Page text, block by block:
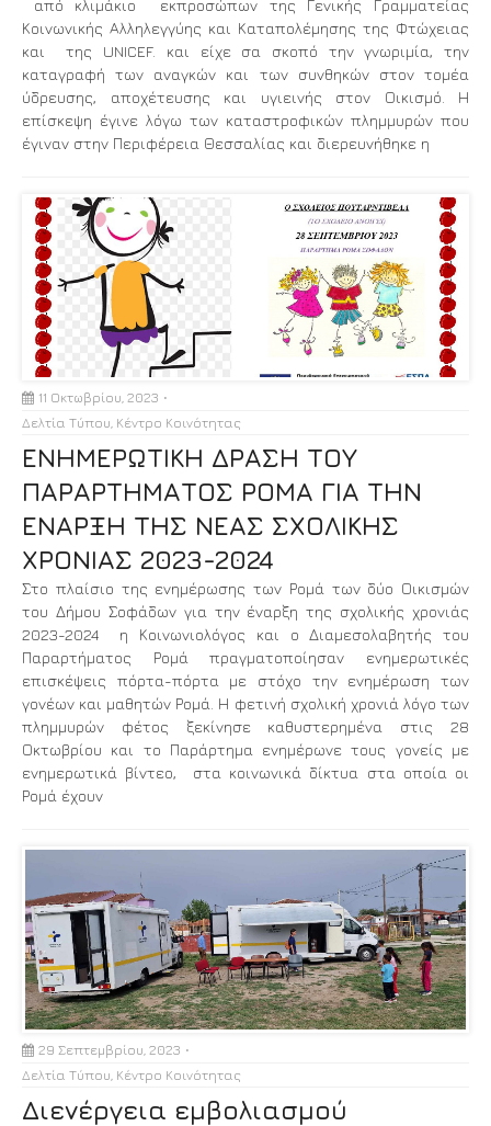
από κλιμάκιο εκπροσώπων της Γενικής Γραμματείας
Κοινωνικής Αλληλεγγύης και Καταπολέμησης της Φτώχειας
και της UNICEF. και είχε σα σκοπό την γνωριμία, την
καταγραφή των αναγκών και των συνθηκών στον τομέα
ύδρευσης, αποχέτευσης και υγιεινής στον Οικισμό. Η
επίσκεψη έγινε λόγω των καταστροφικών πλημμυρών που
έγιναν στην Περιφέρεια Θεσσαλίας και διερευνήθηκε η
11 Οκτωβρίου, 2023
Δελτία Τύπου Κέντρο Κοινότητας
ΕΝΗΜΕΡΩΤΙΚΗ ΔΡΑΣΗ ΤΟΥ
ΠΑΡΑΡΤΗΜΑΤΟΣ ΡΟΜΑ ΓΙΑ ΤΗΝ
ΕΝΑΡΞΗ ΤΗΣ ΝΕΑΣ ΣΧΟΛΙΚΗΣ
ΧΡΟΝΙΑΣ 2023-2024
Στο πλαίσιο της ενημέρωσης των Ρομά των δύο Οικισμών
του Δήμου Σοφάδων για την έναρξη της σχολικής χρονιάς
2023-2024 η Κοινωνιολόγος και ο Διαμεσολαβητής του
Παραρτήματος Ρομά πραγματοποίησαν ενημερωτικές
επισκέψεις πόρτα-πόρτα με στόχο την ενημέρωση των
γονέων και μαθητών Ρομά. Η φετινή σχολική χρονιά λόγο των
πλημμυρών φέτος ξεκίνησε καθυστερημένα στις 28
Οκτωβρίου και το Παράρτημα ενημέρωνε τους γονείς με
ενημερωτικά βίντεο, στα κοινωνικά δίκτυα στα οποία οι
Ρομά έχουν
29 Σεπτεμβρίου, 2023
Δελτία Τύπου Κέντρο Κοινότητας
Διενέργεια εμβολιασμού